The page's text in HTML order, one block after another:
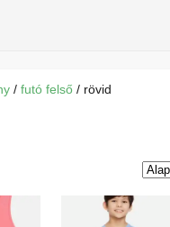
/ futó felső/ rövid